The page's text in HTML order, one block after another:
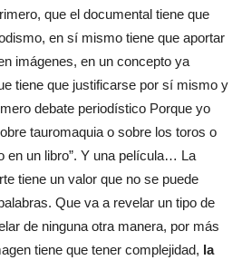
que el documental tiene que
en sí mismo tiene que aportar
imágenes, en un concepto ya
tiene que justificarse por sí mismo y
debate periodístico Porque yo
tauromaquia o sobre los toros o
en un libro”. Y una película… La
tiene un valor que no se puede
Que va a revelar un tipo de
de ninguna otra manera, por más
tiene que tener complejidad, la